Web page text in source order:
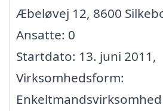
Æbeløvej 12, 8600
Ansatte: 0
Startdato: 13. juni 2011,
Virksomhedsform:
Enkeltmandsvirksomhed